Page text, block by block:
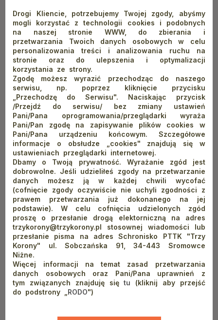
łazienka w pokoju
zwiń
Cennik jesienny*
Obowiązuje w terminach01.10-27.11.2026 poza
redykiem i długimi weekendami
rozwiń
Cennik zimowy
Obowiązuje w terminach01.03-03.04.2026
rozwiń
Drogi Kliencie, potrzebujemy Twojej zgody, abyśmy
mogli korzystać z technologii cookies i podobnych
na naszej stronie WWW, do zbierania i
przetwarzania Twoich danych osobowych w celu
personalizowania treści i analizowania ruchu na
stronie oraz do ulepszenia i optymalizacji
korzystania ze strony.
Zgodę możesz wyrazić przechodząc do naszego
serwisu, np. poprzez kliknięcie przycisku
„Przechodzę do Serwisu". Naciskając przycisk
/Przejdź do serwisu/ bez zmiany ustawień
Pani/Pana oprogramowania/przeglądarki wyraża
Pani/Pan zgodę na zapisywanie plików cookies w
Pani/Pana urządzeniu końcowym. Szczegółowe
informacje o obsłudze „cookies" znajdują się w
ustawieniach przeglądarki internetowej.
Dbamy o Twoją prywatność. Wyrażanie zgód jest
dobrowolne. Jeśli udzieliłeś zgody na przetwarzanie
danych możesz ją w każdej chwili wycofać
(cofnięcie zgody oczywiście nie uchyli zgodności z
prawem przetwarzania już dokonanego na jej
podstawie). W celu cofnięcia udzielonych zgód
proszę o przesłanie drogą elektorniczną na adres
trzykorony@trzykorony.pl stosownej wiadomości lub
przesłanie pisma na adres Schronisko PTTK "Trzy
Korony" ul. Sobczańska 91, 34-443 Sromowce
Niżne.
Więcej informacji na temat zasad przetwarzania
danych osobowych oraz Pani/Pana uprawnień z
tym związanych znajduję siętu (kliknij aby przejść
do podstrony „ RODO")